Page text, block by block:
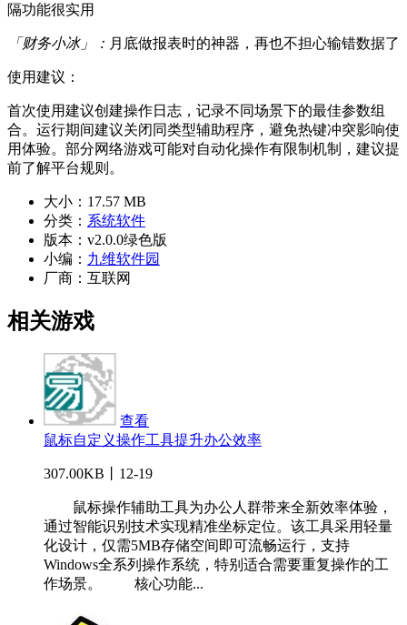
隔功能很实用
「财务小冰」： 月底做报表时的神器，再也不担心输错数据了
使用建议：
首次使用建议创建操作日志，记录不同场景下的最佳参数组
合。运行期间建议关闭同类型辅助程序，避免热键冲突影响使
用体验。部分网络游戏可能对自动化操作有限制机制，建议提
前了解平台规则。
大小： 17.57 MB
分类： 系统软件
版本： v2.0.0绿色版
小编： 九维软件园
厂商： 互联网
相关游戏
查看
鼠标自定义操作工具提升办公效率
307.00KB丨12-19
鼠标操作辅助工具为办公人群带来全新效率体验，
通过智能识别技术实现精准坐标定位。该工具采用轻量
化设计，仅需5MB存储空间即可流畅运行，支持
Windows全系列操作系统，特别适合需要重复操作的工
作场景。 核心功能...